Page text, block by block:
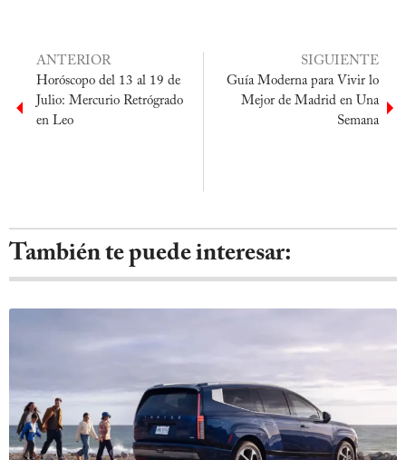
ANTERIOR
Horóscopo del 13 al 19 de
Julio: Mercurio Retrógrado
en Leo
SIGUIENTE
Guía Moderna para Vivir lo
Mejor de Madrid en Una
Semana
También te puede interesar: